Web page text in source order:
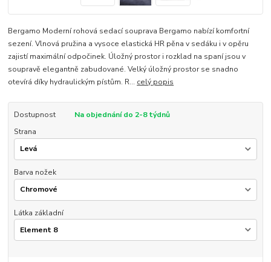
Bergamo Moderní rohová sedací souprava Bergamo nabízí komfortní
sezení. Vlnová pružina a vysoce elastická HR pěna v sedáku i v opěru
zajistí maximální odpočinek. Úložný prostor i rozklad na spaní jsou v
soupravě elegantně zabudované. Velký úložný prostor se snadno
otevírá díky hydraulickým pístům. R... celý popis
Dostupnost
Na objednání do 2-8 týdnů
Strana
Barva nožek
Látka základní